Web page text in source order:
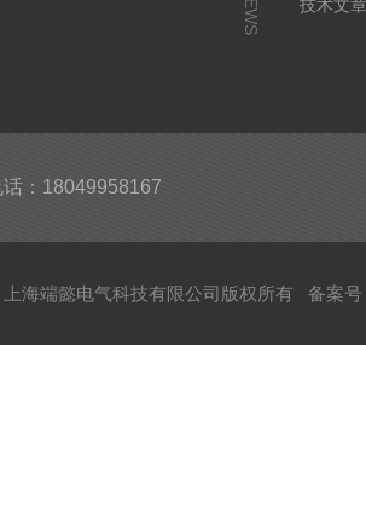
NEWS 技术文
：18049958167
海端懿电气科技有限公司版权所有 备案号